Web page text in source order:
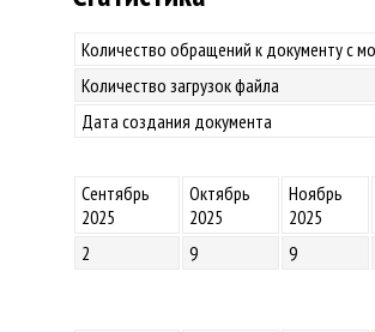
Количество обращений к документу с
Количество загрузок файла
Дата создания документа
Сентябрь
2025
Октябрь
2025
Ноябрь
2025
2
9 9